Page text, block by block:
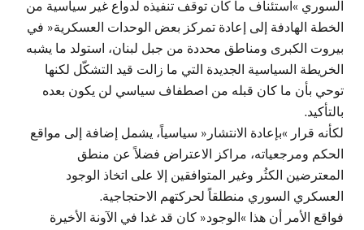
السوري »استئناف ما كان توقف تنفيذه لدواع غير سياسية من
الخطة الهادفة إلى إعادة تمركز بعض الوحدات العسكرية« في
بيروت الكبرى ومناطق محددة من جبل لبنان، استولد ما يشبه
الخريطة السياسية الجديدة التي ما زالت قيد التشكّل لكنها
توحي بأن ما كان قبله من اصطفاف سياسي لن يكون بعده
بالتأكيد.
لكأنه قرار »بإعادة الانتشار« سياسياً، يشمل إضافة إلى مواقع
الحكم ومرجعياته، مراكز الاعتراض فضلاً عن منطق
المعترضين الكثُر وغير المتوافقين إلا على اتخاذ الوجود
العسكري السوري منطلقاً لحركتهم الاحتجاجية.
فواقع الأمر أن هذا »الوجود« كان قد غدا في الآونة الأخيرة